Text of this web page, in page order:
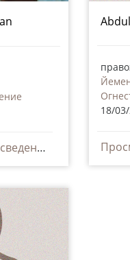
Просмотреть все сведения
18/